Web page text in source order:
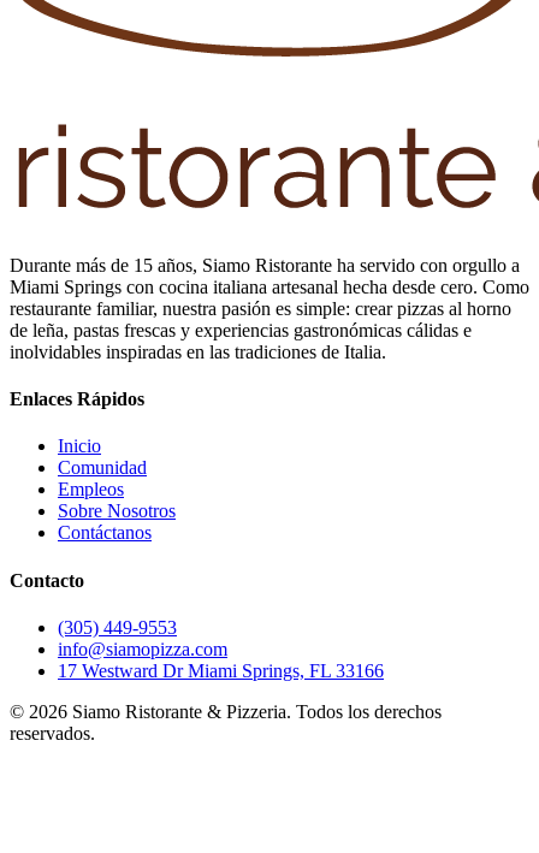
Durante más de 15 años, Siamo Ristorante ha servido con orgullo a
Miami Springs con cocina italiana artesanal hecha desde cero. Como
restaurante familiar, nuestra pasión es simple: crear pizzas al horno
de leña, pastas frescas y experiencias gastronómicas cálidas e
inolvidables inspiradas en las tradiciones de Italia.
Enlaces Rápidos
Inicio
Comunidad
Empleos
Sobre Nosotros
Contáctanos
Contacto
(305) 449-9553
info@siamopizza.com
17 Westward Dr Miami Springs, FL 33166
© 2026 Siamo Ristorante & Pizzeria. Todos los derechos
reservados.